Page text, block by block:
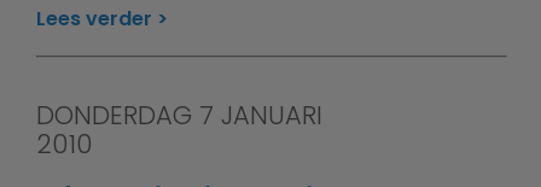
Lees verder
DONDERDAG 7 JANUARI
2010